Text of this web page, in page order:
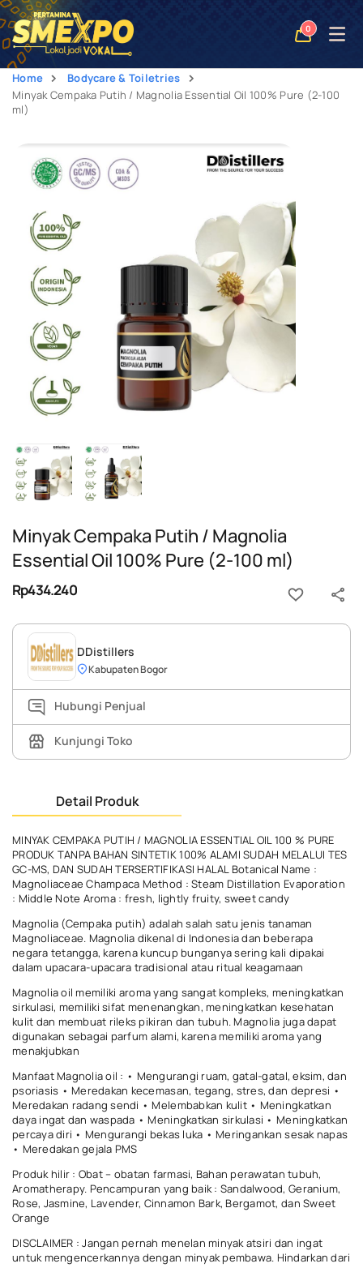
0
Open
Home
Bodycare & Toiletries
Minyak Cempaka Putih / Magnolia Essential Oil 100% Pure (2-100
ml)
Minyak Cempaka Putih / Magnolia
Essential Oil 100% Pure (2-100 ml)
Rp434.240
DDistillers
Kabupaten Bogor
Hubungi Penjual
Kunjungi Toko
Detail Produk
MINYAK CEMPAKA PUTIH / MAGNOLIA ESSENTIAL OIL 100 % PURE
PRODUK TANPA BAHAN SINTETIK 100% ALAMI SUDAH MELALUI TES
GC-MS, DAN SUDAH TERSERTIFIKASI HALAL Botanical Name :
Magnoliaceae Champaca Method : Steam Distillation Evaporation
: Middle Note Aroma : fresh, lightly fruity, sweet candy
Magnolia (Cempaka putih) adalah salah satu jenis tanaman
Magnoliaceae. Magnolia dikenal di Indonesia dan beberapa
negara tetangga, karena kuncup bunganya sering kali dipakai
dalam upacara-upacara tradisional atau ritual keagamaan
Magnolia oil memiliki aroma yang sangat kompleks, meningkatkan
sirkulasi, memiliki sifat menenangkan, meningkatkan kesehatan
kulit dan membuat rileks pikiran dan tubuh. Magnolia juga dapat
digunakan sebagai parfum alami, karena memiliki aroma yang
menakjubkan
Manfaat Magnolia oil : • Mengurangi ruam, gatal-gatal, eksim, dan
psoriasis • Meredakan kecemasan, tegang, stres, dan depresi •
Meredakan radang sendi • Melembabkan kulit • Meningkatkan
daya ingat dan waspada • Meningkatkan sirkulasi • Meningkatkan
percaya diri • Mengurangi bekas luka • Meringankan sesak napas
• Meredakan gejala PMS
Produk hilir : Obat – obatan farmasi, Bahan perawatan tubuh,
Aromatherapy. Pencampuran yang baik : Sandalwood, Geranium,
Rose, Jasmine, Lavender, Cinnamon Bark, Bergamot, dan Sweet
Orange
DISCLAIMER : Jangan pernah menelan minyak atsiri dan ingat
untuk mengencerkannya dengan minyak pembawa. Hindarkan dari